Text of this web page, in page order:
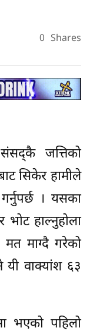
0 Shares
जत्तिको
सिकेर हामीले
। यसका
भोट हाल्नुहोला
मत माग्दै गरेको
यी वाक्यांश ६३
भएको पहिलो